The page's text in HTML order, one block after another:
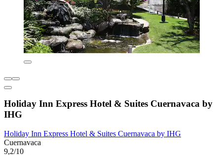
Holiday Inn Express Hotel & Suites Cuernavaca by
IHG
Holiday Inn Express Hotel & Suites Cuernavaca by IHG
Cuernavaca
9,2/10